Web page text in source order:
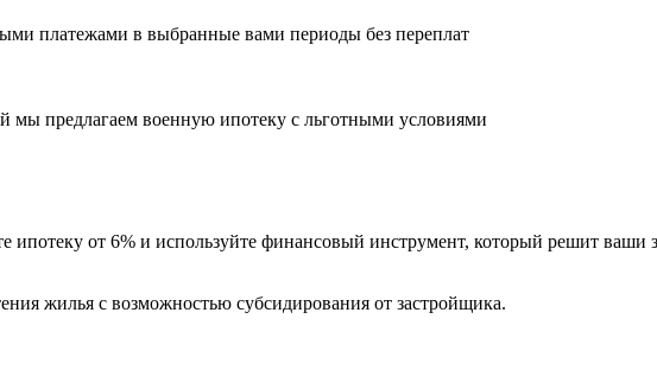
платежами в выбранные вами периоды без переплат
мы предлагаем военную ипотеку с льготными условиями
ипотеку от 6% и используйте финансовый инструмент, который решит
жилья с возможностью субсидирования от застройщика.